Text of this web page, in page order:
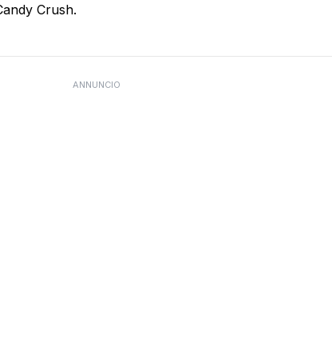
Crush.
ANNUNCIO